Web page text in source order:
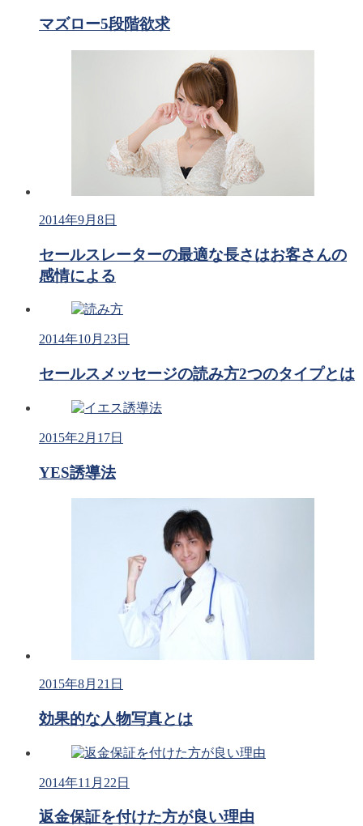
マズロー5段階欲求
2014年9月8日
セールスレーターの最適な長さはお客さんの
感情による
2014年10月23日
セールスメッセージの読み方2つのタイプとは
2015年2月17日
YES誘導法
2015年8月21日
効果的な人物写真とは
2014年11月22日
返金保証を付けた方が良い理由